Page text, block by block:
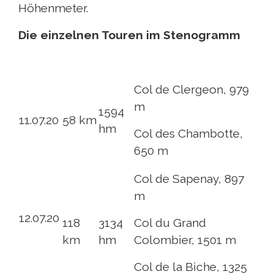
Höhenmeter.
Die einzelnen Touren im Stenogramm
11.07.20 58 km
1594
hm
Col de Clergeon, 979
m
Col des Chambotte,
650 m
12.07.20 118
km
3134
hm
Col de Sapenay, 897
m
Col du Grand
Colombier, 1501 m
Col de la Biche, 1325